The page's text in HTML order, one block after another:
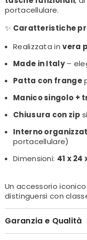
portacellulare.
✨ Caratteristiche
Realizzata invera
Made in Italy–
Patta con frange
Manico singolo
Chiusura con zip
Interno
portacellulare)
Dimensioni: 41 x 24
Un accessorio
distinguersi con
Garanzia e Qualità